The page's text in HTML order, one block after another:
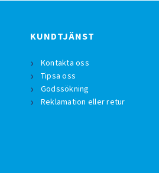
KUNDTJÄNST
Kontakta oss
Tipsa oss
Godssökning
Reklamation eller retur